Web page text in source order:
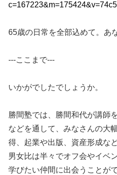
65歳の日常を全部込めて。あ
---ここまで---
いかがでしたでしょうか。
勝間塾では、勝間和代が講師
などを通して、みなさんの大
得、起業や出版、資産形成な
男女比は半々でオフ会やイベ
学びたい仲間に出会うことが